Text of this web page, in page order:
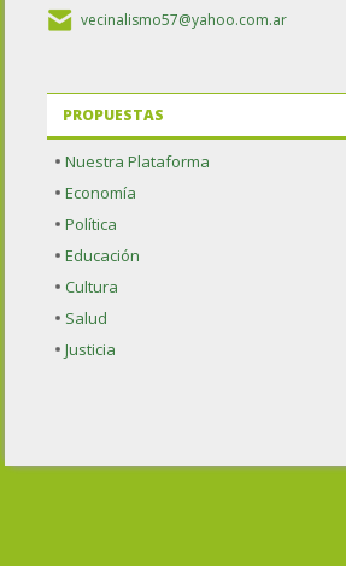
vecinalismo57@yahoo.com.ar
PROPUESTAS
Nuestra Plataforma
Economía
Política
Educación
Cultura
Salud
Justicia